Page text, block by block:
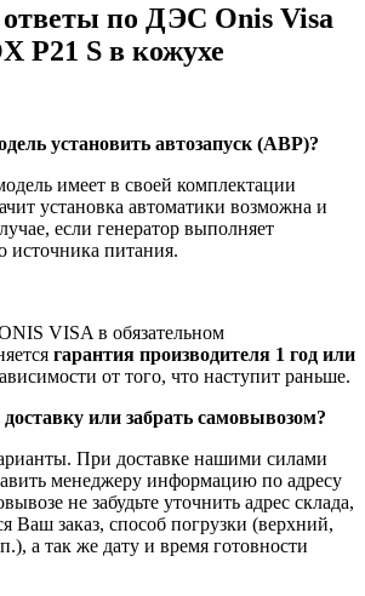
ответы по ДЭС Onis Visa
P21 S в кожухе
установить автозапуск (АВР)?
имеет в своей комплектации
установка автоматики возможна и
если генератор выполняет
источника питания.
VISA в обязательном
гарантия производителя 1 год или
от того, что наступит раньше.
доставку или забрать самовывозом?
При доставке нашими силами
менеджеру информацию по адресу
не забудьте уточнить адрес склада,
Ваш заказ, способ погрузки (верхний,
а так же дату и время готовности